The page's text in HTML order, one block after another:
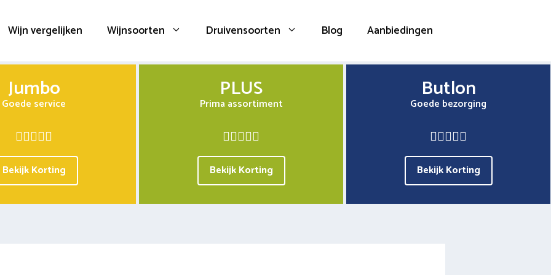
Wijn vergelijken Wijnsoorten Druivensoorten Blog Aanbiedingen
Jumbo
Goede service
Bekijk Korting
PLUS
Prima assortiment
Bekijk Korting
Butlon
Goede bezorging
Bekijk Korting